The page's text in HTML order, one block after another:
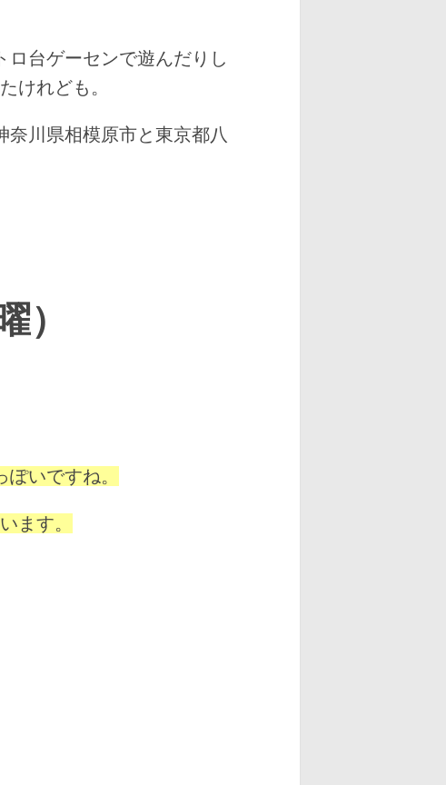
台ゲーセンで遊んだりし
けれども。
奈川県相模原市と東京都八
）
いですね。
ます。